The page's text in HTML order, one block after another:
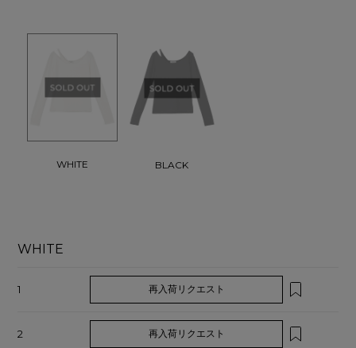
WHITE BLACK
WHITE
1 再入荷リクエスト
2 再入荷リクエスト